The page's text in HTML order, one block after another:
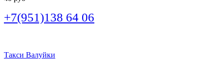
+7(951)138 64 06
Такси Валуйки